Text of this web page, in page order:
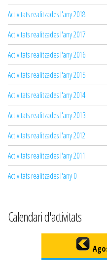
Activitats realitzades l'any 2018
Activitats realitzades l'any 2017
Activitats realitzades l'any 2016
Activitats realitzades l'any 2015
Activitats realitzades l'any 2014
Activitats realitzades l'any 2013
Activitats realitzades l'any 2012
Activitats realitzades l'any 2011
Activitats realitzades l'any 0
Calendari d'activitats